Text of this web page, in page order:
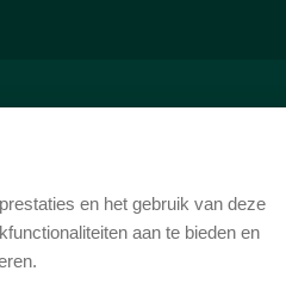
REFERENTIES
en het gebruik van deze
aan te bieden en